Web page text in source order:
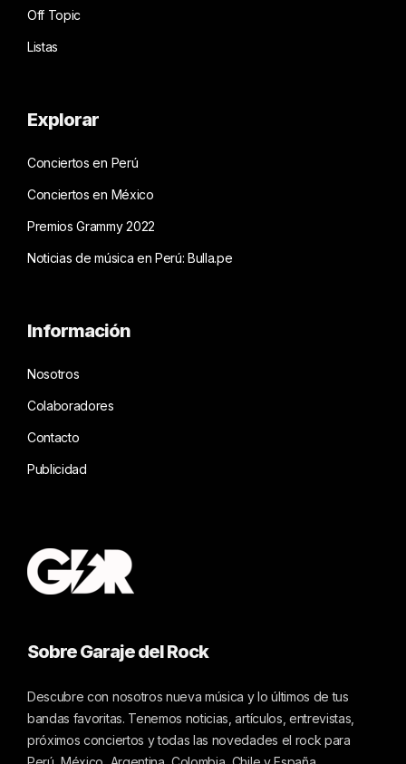
Off Topic
Listas
Explorar
Conciertos en Perú
Conciertos en México
Premios Grammy 2022
Noticias de música en Perú: Bulla.pe
Información
Nosotros
Colaboradores
Contacto
Publicidad
Sobre Garaje del Rock
Descubre con nosotros nueva música y lo últimos de tus
bandas favoritas. Tenemos noticias, artículos, entrevistas,
próximos conciertos y todas las novedades el rock para